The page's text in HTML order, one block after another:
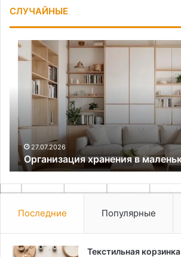
СЛУЧАЙНЫЕ
Организация
хранения
маленькой
квартире
27.07.2026
Организация хранения в
Последние Популярные
Текстильная